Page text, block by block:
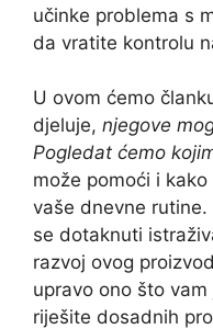
učinke problema s
da vratite kontrolu
U ovom ćemo
djeluje, njegove
Pogledat ćemo
može pomoći i
vaše dnevne
se dotaknuti
razvoj ovog
upravo ono što
riješite dosadnih